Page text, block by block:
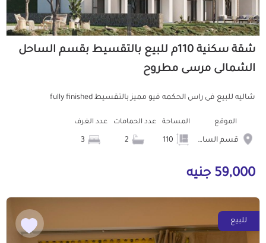
شقة سكنية 110م للبيع بالتقسيط بقسم الساحل
الشمالى مرسى مطروح
شاليه للبيع فى راس الحكمه فيو مميز بالتقسيط fully finished
الموقع
قسم الساحل الشمالى
المساحة عدد الحمامات عدد الغرف
59,000 جنيه
للبيع